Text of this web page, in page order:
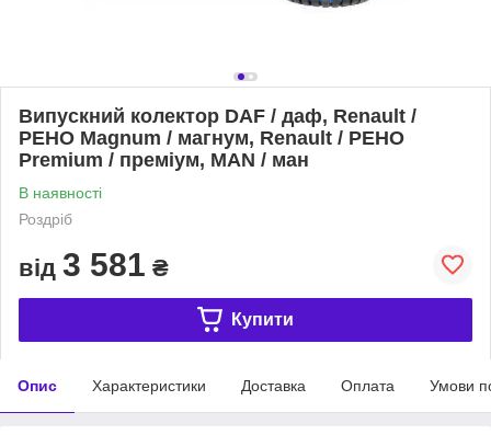
Випускний колектор DAF / даф, Renault /
РЕНО Magnum / магнум, Renault / РЕНО
Premium / преміум, MAN / ман
В наявності
Роздріб
від 3 581 ₴
Купити
Опис Характеристики Доставка Оплата Умови